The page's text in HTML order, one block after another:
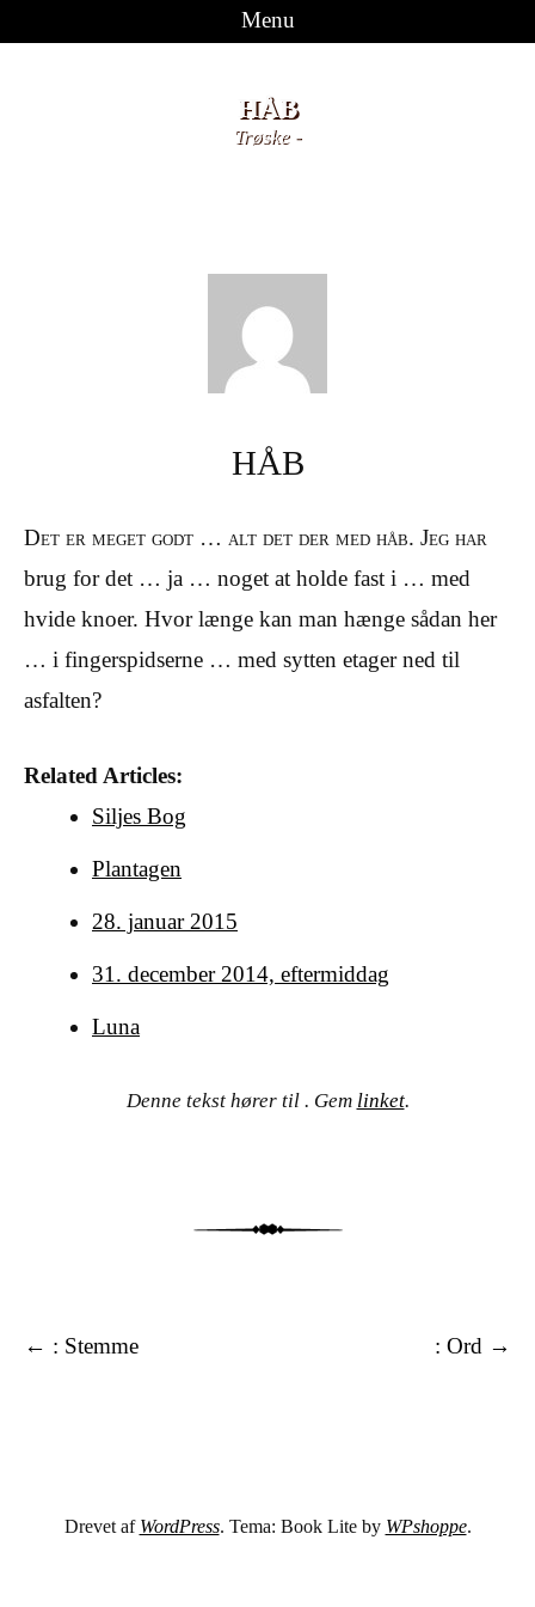
Menu
HÅB
Trøske-
HÅB
Det er meget godt … alt det der med håb. Jeg har
brug for det … ja … noget at holde fast i … med
hvide knoer. Hvor længe kan man hænge sådan her
… i fingerspidserne … med sytten etager ned til
asfalten?
Related Articles:
Siljes Bog
Plantagen
28. januar 2015
31. december 2014, eftermiddag
Luna
Denne tekst hører til . Gem linket.
Tekster : Ord →
← : Stemme
Drevet af WordPress. Tema: Book Lite by WPshoppe.